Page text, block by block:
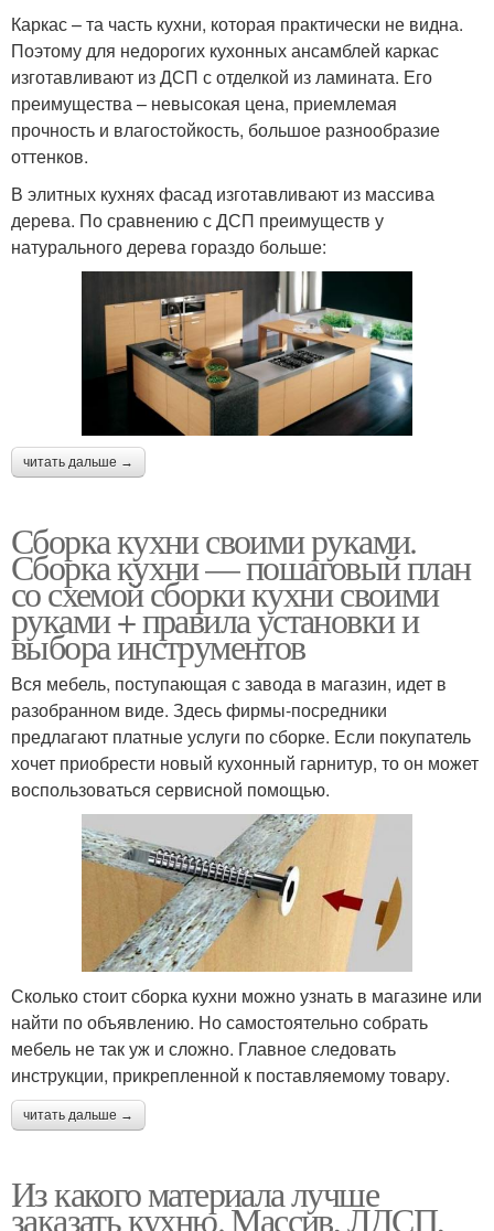
Каркас – та часть кухни, которая практически не видна.
Поэтому для недорогих кухонных ансамблей каркас
изготавливают из ДСП с отделкой из ламината. Его
преимущества – невысокая цена, приемлемая
прочность и влагостойкость, большое разнообразие
оттенков.
В элитных кухнях фасад изготавливают из массива
дерева. По сравнению с ДСП преимуществ у
натурального дерева гораздо больше:
читать дальше →
Сборка кухни своими руками.
Сборка кухни — пошаговый план
со схемой сборки кухни своими
руками + правила установки и
выбора инструментов
Вся мебель, поступающая с завода в магазин, идет в
разобранном виде. Здесь фирмы-посредники
предлагают платные услуги по сборке. Если покупатель
хочет приобрести новый кухонный гарнитур, то он может
воспользоваться сервисной помощью.
Сколько стоит сборка кухни можно узнать в магазине или
найти по объявлению. Но самостоятельно собрать
мебель не так уж и сложно. Главное следовать
инструкции, прикрепленной к поставляемому товару.
читать дальше →
Из какого материала лучше
заказать кухню. Массив, ЛДСП,